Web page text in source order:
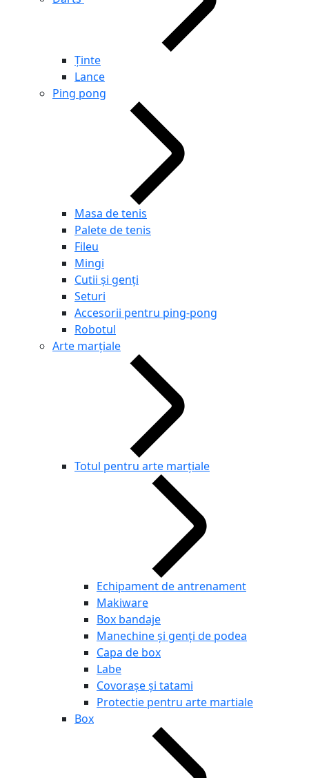
Ținte
Lance
Ping pong
Masa de tenis
Palete de tenis
Fileu
Mingi
Cutii și genți
Seturi
Accesorii pentru ping-pong
Robotul
Arte marțiale
Totul pentru arte marțiale
Echipament de antrenament
Makiware
Box bandaje
Manechine și genți de podea
Capa de box
Labe
Covorașe și tatami
Protectie pentru arte martiale
Box